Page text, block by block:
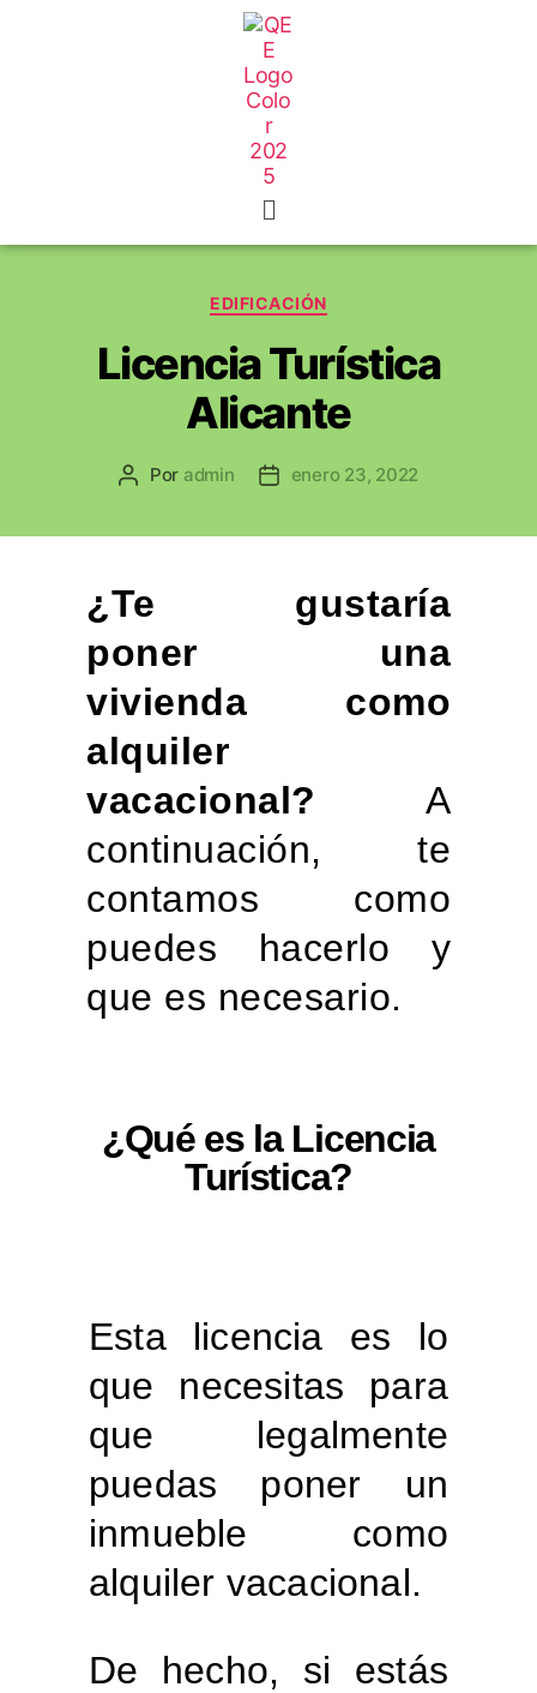
EDIFICACIÓN
Licencia Turística
Alicante
Por admin enero 23, 2022
¿Te gustaría
poner una
vivienda como
alquiler
vacacional? A
continuación, te
contamos como
puedes hacerlo y
que es necesario.
¿Qué es la Licencia
Turística?
Esta licencia es lo
que necesitas para
que legalmente
puedas poner un
inmueble como
alquiler vacacional.
De hecho, si estás